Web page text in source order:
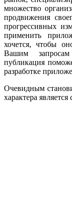
множество
продвижения
прогрессивных
применить
хочется, чтобы
Вашим
публикация
разработке
Очевидным
характера